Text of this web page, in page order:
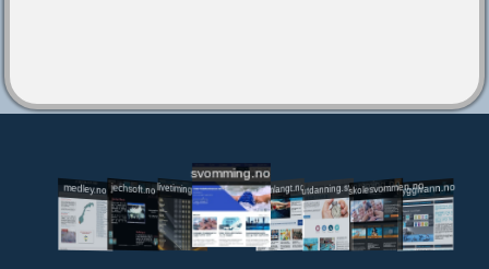
medley.no jechsoft.nolivetiming.medley.no
svomming.no
svomlangt.noutdanning.svomming.no
skolesvommen.notryggivann.no